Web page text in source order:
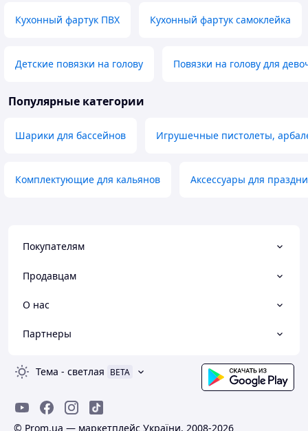
Кухонный фартук ПВХ Кухонный фартук самоклейка
Детские повязки на голову Повязки на голову для
Популярные категории
Шарики для бассейнов Игрушечные пистолеты,
Комплектующие для кальянов Аксессуары для
Покупателям
Продавцам
О нас
Партнеры
Тема - светлая BETA
© Prom.ua — маркетплейс України, 2008-2026